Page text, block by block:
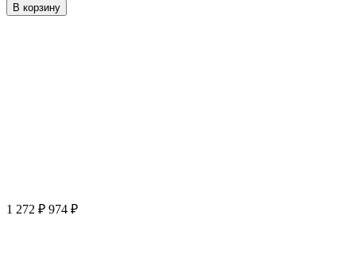
В корзину
1 272 ₽ 974 ₽